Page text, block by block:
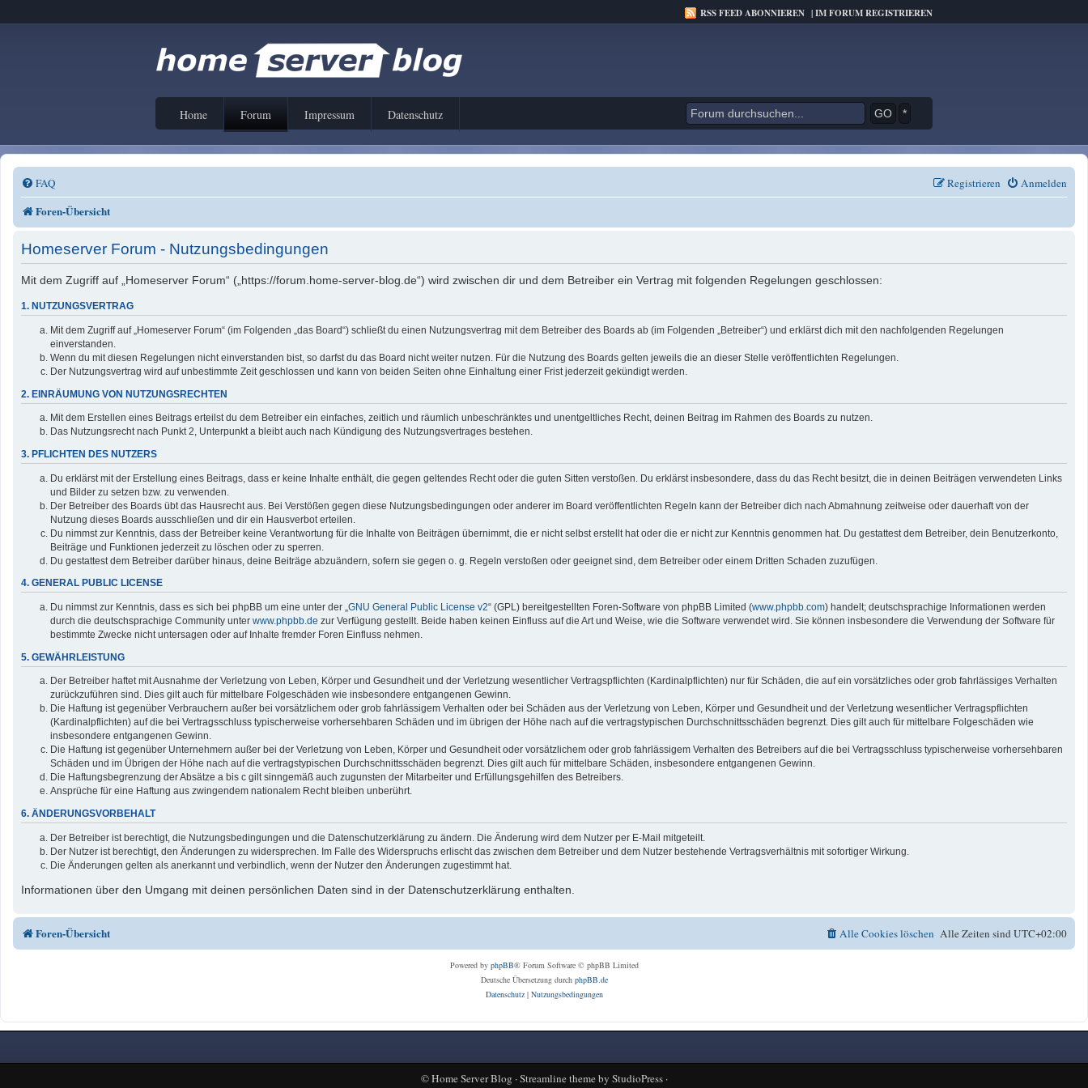
RSS FEED ABONNIEREN |IM FORUM REGISTRIEREN
Home Forum Impressum Datenschutz *
FAQ Anmelden
Registrieren
Foren-Übersicht
Homeserver Forum - Nutzungsbedingungen
Mit dem Zugriff auf „Homeserver Forum“ („https://forum.home-server-blog.de“) wird zwischen dir und dem Betreiber ein Vertrag mit folgenden Regelungen geschlossen:
1. NUTZUNGSVERTRAG
Mit dem Zugriff auf „Homeserver Forum“ (im Folgenden „das Board“) schließt du einen Nutzungsvertrag mit dem Betreiber des Boards ab (im Folgenden „Betreiber“) und erklärst dich mit den nachfolgenden Regelungen
einverstanden.
Wenn du mit diesen Regelungen nicht einverstanden bist, so darfst du das Board nicht weiter nutzen. Für die Nutzung des Boards gelten jeweils die an dieser Stelle veröffentlichten Regelungen.
Der Nutzungsvertrag wird auf unbestimmte Zeit geschlossen und kann von beiden Seiten ohne Einhaltung einer Frist jederzeit gekündigt werden.
2. EINRÄUMUNG VON NUTZUNGSRECHTEN
Mit dem Erstellen eines Beitrags erteilst du dem Betreiber ein einfaches, zeitlich und räumlich unbeschränktes und unentgeltliches Recht, deinen Beitrag im Rahmen des Boards zu nutzen.
Das Nutzungsrecht nach Punkt 2, Unterpunkt a bleibt auch nach Kündigung des Nutzungsvertrages bestehen.
3. PFLICHTEN DES NUTZERS
Du erklärst mit der Erstellung eines Beitrags, dass er keine Inhalte enthält, die gegen geltendes Recht oder die guten Sitten verstoßen. Du erklärst insbesondere, dass du das Recht besitzt, die in deinen Beiträgen verwendeten Links
und Bilder zu setzen bzw. zu verwenden.
Der Betreiber des Boards übt das Hausrecht aus. Bei Verstößen gegen diese Nutzungsbedingungen oder anderer im Board veröffentlichten Regeln kann der Betreiber dich nach Abmahnung zeitweise oder dauerhaft von der
Nutzung dieses Boards ausschließen und dir ein Hausverbot erteilen.
Du nimmst zur Kenntnis, dass der Betreiber keine Verantwortung für die Inhalte von Beiträgen übernimmt, die er nicht selbst erstellt hat oder die er nicht zur Kenntnis genommen hat. Du gestattest dem Betreiber, dein Benutzerkonto,
Beiträge und Funktionen jederzeit zu löschen oder zu sperren.
Du gestattest dem Betreiber darüber hinaus, deine Beiträge abzuändern, sofern sie gegen o. g. Regeln verstoßen oder geeignet sind, dem Betreiber oder einem Dritten Schaden zuzufügen.
4. GENERAL PUBLIC LICENSE
Du nimmst zur Kenntnis, dass es sich bei phpBB um eine unter der „GNU General Public License v2“ (GPL) bereitgestellten Foren-Software von phpBB Limited (www.phpbb.com) handelt; deutschsprachige Informationen werden
durch die deutschsprachige Community unter www.phpbb.de zur Verfügung gestellt. Beide haben keinen Einfluss auf die Art und Weise, wie die Software verwendet wird. Sie können insbesondere die Verwendung der Software für
bestimmte Zwecke nicht untersagen oder auf Inhalte fremder Foren Einfluss nehmen.
5. GEWÄHRLEISTUNG
Der Betreiber haftet mit Ausnahme der Verletzung von Leben, Körper und Gesundheit und der Verletzung wesentlicher Vertragspflichten (Kardinalpflichten) nur für Schäden, die auf ein vorsätzliches oder grob fahrlässiges Verhalten
zurückzuführen sind. Dies gilt auch für mittelbare Folgeschäden wie insbesondere entgangenen Gewinn.
Die Haftung ist gegenüber Verbrauchern außer bei vorsätzlichem oder grob fahrlässigem Verhalten oder bei Schäden aus der Verletzung von Leben, Körper und Gesundheit und der Verletzung wesentlicher Vertragspflichten
(Kardinalpflichten) auf die bei Vertragsschluss typischerweise vorhersehbaren Schäden und im übrigen der Höhe nach auf die vertragstypischen Durchschnittsschäden begrenzt. Dies gilt auch für mittelbare Folgeschäden wie
insbesondere entgangenen Gewinn.
Die Haftung ist gegenüber Unternehmern außer bei der Verletzung von Leben, Körper und Gesundheit oder vorsätzlichem oder grob fahrlässigem Verhalten des Betreibers auf die bei Vertragsschluss typischerweise vorhersehbaren
Schäden und im Übrigen der Höhe nach auf die vertragstypischen Durchschnittsschäden begrenzt. Dies gilt auch für mittelbare Schäden, insbesondere entgangenen Gewinn.
Die Haftungsbegrenzung der Absätze a bis c gilt sinngemäß auch zugunsten der Mitarbeiter und Erfüllungsgehilfen des Betreibers.
Ansprüche für eine Haftung aus zwingendem nationalem Recht bleiben unberührt.
6. ÄNDERUNGSVORBEHALT
Der Betreiber ist berechtigt, die Nutzungsbedingungen und die Datenschutzerklärung zu ändern. Die Änderung wird dem Nutzer per E-Mail mitgeteilt.
Der Nutzer ist berechtigt, den Änderungen zu widersprechen. Im Falle des Widerspruchs erlischt das zwischen dem Betreiber und dem Nutzer bestehende Vertragsverhältnis mit sofortiger Wirkung.
Die Änderungen gelten als anerkannt und verbindlich, wenn der Nutzer den Änderungen zugestimmt hat.
Informationen über den Umgang mit deinen persönlichen Daten sind in der Datenschutzerklärung enthalten.
Foren-Übersicht Alle Zeiten sindUTC+02:00
Alle Cookies löschen
Powered by phpBB® Forum Software © phpBB Limited
Deutsche Übersetzung durch phpBB.de
Datenschutz| Nutzungsbedingungen
©Home Server Blog ·Streamline themeby StudioPress·